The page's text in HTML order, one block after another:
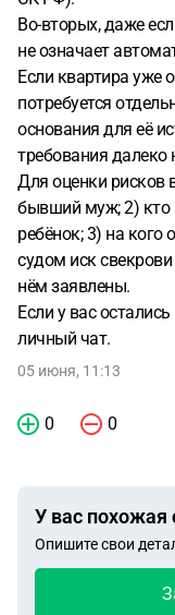
Во-вторых, даже
не означает
Если квартира уже
потребуется
основания для её
требования далеко
Для оценки рисков
бывший муж; 2) кто
ребёнок; 3) на кого
судом иск
нём заявлены.
Если у вас
личный чат.
05 июня, 11:13
0 0
У вас похожая
Опишите свои